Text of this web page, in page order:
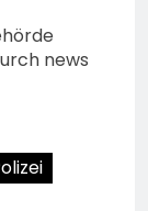
news